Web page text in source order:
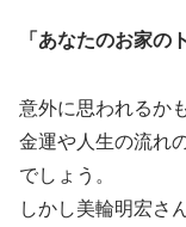
「あなたのお家の
意外に思われるか
金運や人生の流れ
でしょう。
しかし美輪明宏さ